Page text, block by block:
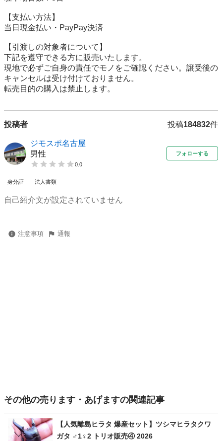
【⽀払い⽅法】
当日現金払い・PayPay決済
【引渡しの対象者について】
下記を遵守できる⽅に販売いたします。
現地で必ずご⾃⾝の責任でモノをご確認ください。譲受後の
キャンセルは受け付けておりません。
転売⽬的の購⼊は禁⽌します。
投稿者 投稿184832件
ジモスポ名古屋
男性
0.0
フォローする
身分証 法人書類
自己紹介文が設定されていません
注意事項 通報
その他の売ります・あげますの関連記事
【人気離島ヒラタ 爆産セット】ツシマヒラタクワ
ガタ ♂1♀2 トリオ販売④ 2026